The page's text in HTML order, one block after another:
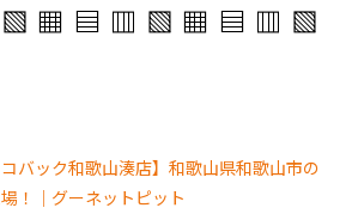
▧ ▦ ▤ ▥ ▧ ▦ ▤ ▥ ▧
バック和歌山湊店】和歌山県和歌山市の
！｜グーネットピット